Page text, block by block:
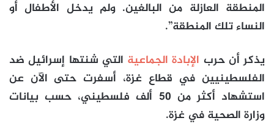
المنطقة العازلة من البالغين. ولم يدخل الأطفال أو
النساء تلك المنطقة”.
يذكر أن حرب الإبادة الجماعية التي شنتها إسرائيل ضد
الفلسطينيين في قطاع غزة، أسفرت حتى الآن عن
استشهاد أكثر من 50 ألف فلسطيني، حسب بيانات
وزارة الصحية في غزة.